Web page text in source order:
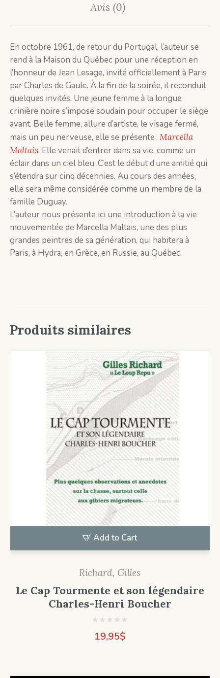
Avis (0)
En octobre 1961, de retour du Portugal, l’auteur se
rend à la Maison du Québec pour une réception en
l’honneur de Jean Lesage, invité officiellement à Paris
par Charles de Gaule. À la fin de la soirée, il reconduit
quelques invités. Une jeune femme à la longue
crinière noire s’impose soudain pour occuper le siège
avant. Belle femme, allure d’artiste, le visage fermé,
mais un peu nerveuse, elle se présente : Marcella
Maltais. Elle venait d’entrer dans sa vie, comme un
éclair dans un ciel bleu. C’est le début d’une amitié qui
s’étendra sur cinq décennies. Au cours des années,
elle sera même considérée comme un membre de la
famille Duguay.
L’auteur nous présente ici une introduction à la vie
mouvementée de Marcella Maltais, une des plus
grandes peintres de sa génération, qui habitera à
Paris, à Hydra, en Grèce, en Russie, au Québec.
Produits similaires
Add to Cart
Richard, Gilles
Le Cap Tourmente et son légendaire
Charles-Henri Boucher
19,95$